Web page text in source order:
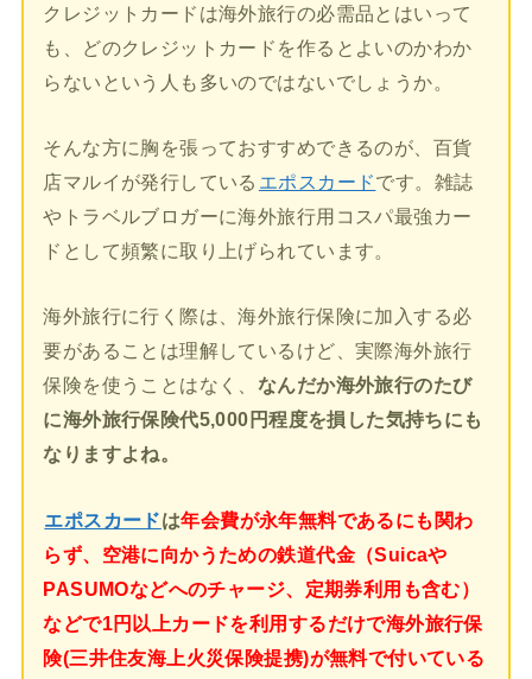
クレジットカードは海外旅行の必需品とはいって
も、どのクレジットカードを作るとよいのかわか
らないという人も多いのではないでしょうか。
そんな方に胸を張っておすすめできるのが、百貨
店マルイが発行している エポスカードです。雑誌
やトラベルブロガーに海外旅行用コスパ最強カー
ドとして頻繁に取り上げられています。
海外旅行に行く際は、海外旅行保険に加入する必
要があることは理解しているけど、実際海外旅行
保険を使うことはなく、 なんだか海外旅行のたび
に海外旅行保険代5,000円程度を損した気持ちにも
なりますよね。
エポスカードは年会費が永年無料であるにも関わ
らず、空港に向かうための鉄道代金（Suicaや
PASUMOなどへのチャージ、定期券利用も含む）
などで1円以上カードを利用するだけで海外旅行保
険(三井住友海上火災保険提携)が無料で付いている